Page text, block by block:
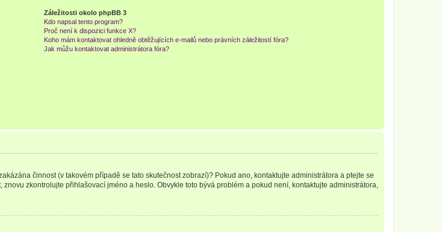
Záležitosti okolo phpBB 3
Kdo napsal tento program?
Proč není k dispozici funkce X?
Koho mám kontaktovat ohledně obtěžujících e-mailů nebo právních záležitostí fóra?
Jak můžu kontaktovat administrátora fóra?
činnost (v takovém případě se tato skutečnost zobrazí)? Pokud ano, kontaktujte administrátora a ptejte se
zkontrolujte přihlašovací jméno a heslo. Obvykle toto bývá problém a pokud není, kontaktujte administrátora,